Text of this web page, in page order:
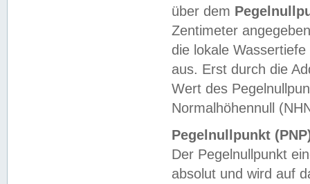
über dem
Zentimeter
die lokale
aus. Erst durch die
Wert des
Normalhöhennull
Pegelnullpunkt
Der Pegelnullpunkt
absolut und wird auf